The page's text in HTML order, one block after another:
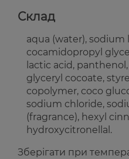
Склад
aqua (water), sodium
cocamidopropyl
lactic acid,
glyceryl cocoate,
copolymer, coco
sodium chloride,
(fragrance), hexyl
hydroxycitronellal.
Зберігати при